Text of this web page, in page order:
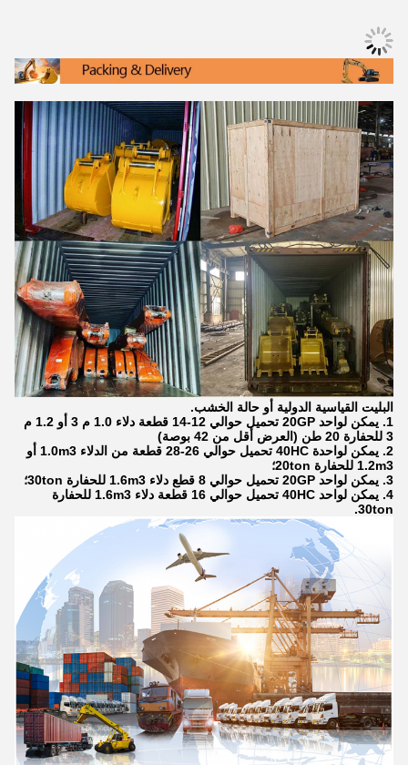
البليت القياسية الدولية أو حالة الخشب.
1. يمكن لواحد 20GP تحميل حوالي 12-14 قطعة دلاء 1.0 م 3 أو 1.2 م
3 للحفارة 20 طن (العرض أقل من 42 بوصة)
2. يمكن لواحدة 40HC تحميل حوالي 26-28 قطعة من الدلاء 1.0m3 أو
1.2m3 للحفارة 20ton؛
3. يمكن لواحد 20GP تحميل حوالي 8 قطع دلاء 1.6m3 للحفارة 30ton؛
4. يمكن لواحد 40HC تحميل حوالي 16 قطعة دلاء 1.6m3 للحفارة
30ton.